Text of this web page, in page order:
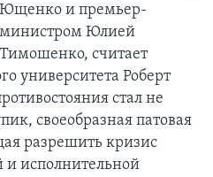
Ющенко и премьер-
министром Юлией
Тимошенко, считает
университета Роберт
стал не
своеобразная патовая
разрешить кризис
и исполнительной